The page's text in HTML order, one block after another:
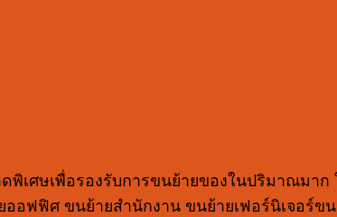
เศษเพื่อรองรับการขนย้ายของในปริมาณมาก
อฟฟิศ ขนย้ายสำนักงาน ขนย้ายเฟอร์นิเจอร์